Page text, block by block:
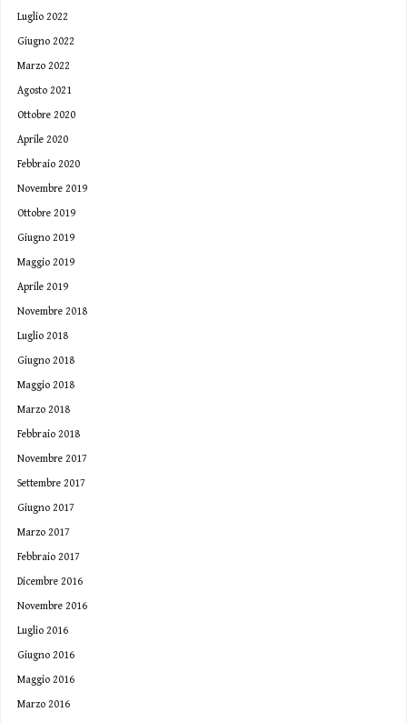
Luglio 2022
Giugno 2022
Marzo 2022
Agosto 2021
Ottobre 2020
Aprile 2020
Febbraio 2020
Novembre 2019
Ottobre 2019
Giugno 2019
Maggio 2019
Aprile 2019
Novembre 2018
Luglio 2018
Giugno 2018
Maggio 2018
Marzo 2018
Febbraio 2018
Novembre 2017
Settembre 2017
Giugno 2017
Marzo 2017
Febbraio 2017
Dicembre 2016
Novembre 2016
Luglio 2016
Giugno 2016
Maggio 2016
Marzo 2016